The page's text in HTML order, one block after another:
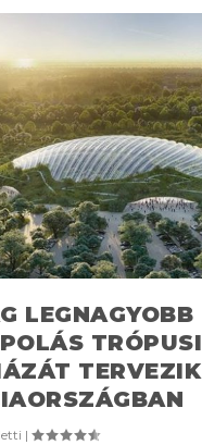
LEGNAGYOBB
TRÓPUSI
TERVEZIK
|